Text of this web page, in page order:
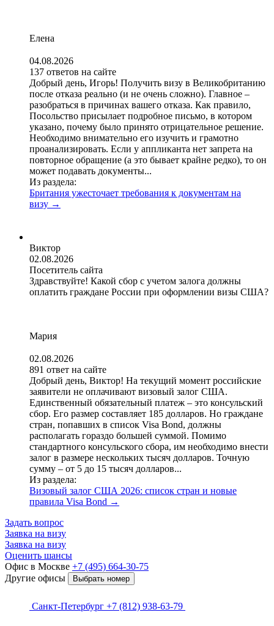
Елена
04.08.2026
137 ответов на сайте
Добрый день, Игорь! Получить визу в Великобританию
после отказа реально (и не очень сложно). Главное –
разобраться в причинах вашего отказа. Как правило,
Посольство присылает подробное письмо, в котором
указано, почему было принято отрицательное решение.
Необходимо внимательно его изучить и грамотно
проанализировать. Если у аппликанта нет запрета на
повторное обращение (а это бывает крайне редко), то он
может подавать документы...
Из раздела:
Британия ужесточает требования к документам на
визу →
Виктор
02.08.2026
Посетитель сайта
Здравствуйте! Какой сбор с учетом залога должны
оплатить граждане России при оформлении визы США?
Мария
02.08.2026
891 ответ на сайте
Добрый день, Виктор! На текущий момент российские
заявители не оплачивают визовый залог США.
Единственный обязательный платеж – это консульский
сбор. Его размер составляет 185 долларов. Но граждане
стран, попавших в список Visa Bond, должны
располагать гораздо большей суммой. Помимо
стандартного консульского сбора, им необходимо внести
залог в размере нескольких тысяч долларов. Точную
сумму – от 5 до 15 тысяч долларов...
Из раздела:
Визовый залог США 2026: список стран и новые
правила Visa Bond →
Задать вопрос
Заявка на визу
Заявка на визу
Оценить шансы
Офис в Москве +7 (495) 664-30-75
Другие офисы
Выбрать номер
Санкт-Петербург +7 (812) 938-63-79